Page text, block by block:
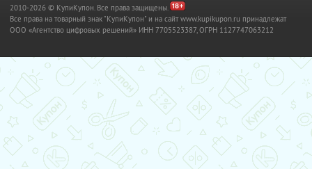
2010-2026 © КупиКупон. Все права защищены.
Все права на товарный знак "КупиКупон" и на сайт www.kupikupon.ru принадлежат
OOO «Агентство цифровых решений» ИНН 7705523387, ОГРН 1127747063212